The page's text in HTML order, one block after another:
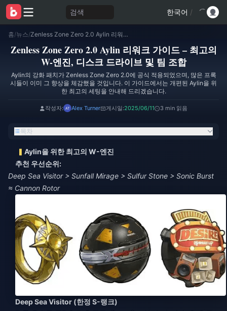
검색 한국어 /
홈/뉴스/ Zenless Zone Zero 2.0 Aylin 리워크 가이드 – 최고의 W-엔진, 디스크 드라이브 및 팀 조합
Zenless Zone Zero 2.0 Aylin 리워크 가이드 – 최고의
W-엔진, 디스크 드라이브 및 팀 조합
Aylin의 강화 패치가 Zenless Zone Zero 2.0에 공식 적용되었으며, 많은 프록
시들이 이미 그 향상을 체감했을 것입니다. 이 가이드에서는 개편된 Aylin을 위
한 최고의 세팅을 안내해 드리겠습니다.
작성자: Alex Turner 게시일:2025/06/11 3 min 읽음
목차
Aylin을 위한 최고의 W-엔진
추천 우선순위:
Deep Sea Visitor > Sunfall Mirage > Sulfur Stone > Sonic Burst
≈ Cannon Rotor
Deep Sea Visitor (한정 S-랭크)